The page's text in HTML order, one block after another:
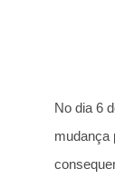
No dia 6
mudança